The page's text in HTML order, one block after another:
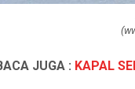
JUGA : KAPAL